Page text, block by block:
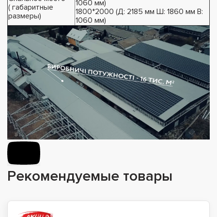
( габаритные
размеры)
1060 мм)
1800*2000 (Д: 2185 мм Ш: 1860 мм В:
1060 мм)
Рекомендуемые товары